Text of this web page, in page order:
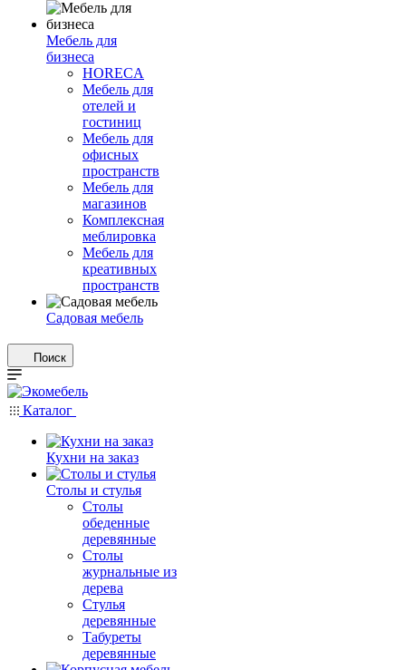
Мебель для
бизнеса
HORECA
Мебель для
отелей и
гостиниц
Мебель для
офисных
пространств
Мебель для
магазинов
Комплексная
меблировка
Мебель для
креативных
пространств
Садовая мебель
Поиск
Каталог
Кухни на заказ
Столы и стулья
Столы
обеденные
деревянные
Столы
журнальные из
дерева
Стулья
деревянные
Табуреты
деревянные